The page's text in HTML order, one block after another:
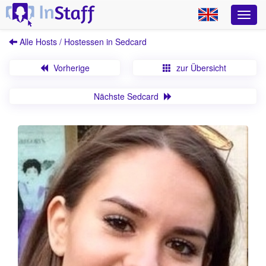
Alle Hosts / Hostessen in Sedcard
Vorherige zur Übersicht
Nächste Sedcard